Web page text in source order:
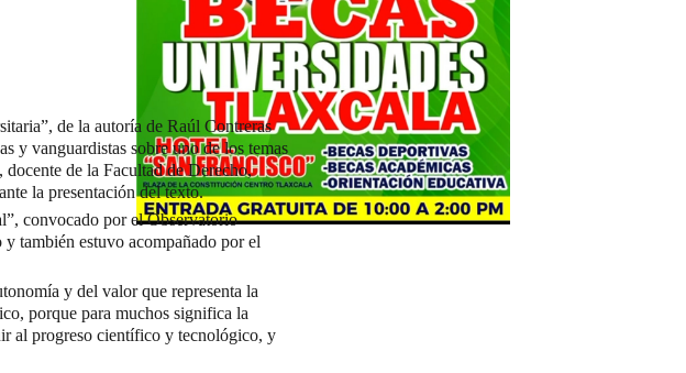
de la autoría de Raúl Contreras
y vanguardistas sobre uno de los temas
de la Facultad de Derecho,
la presentación del texto.
convocado por el Observatorio
también estuvo acompañado por el
y del valor que representa la
porque para muchos significa la
al progreso científico y tecnológico, y